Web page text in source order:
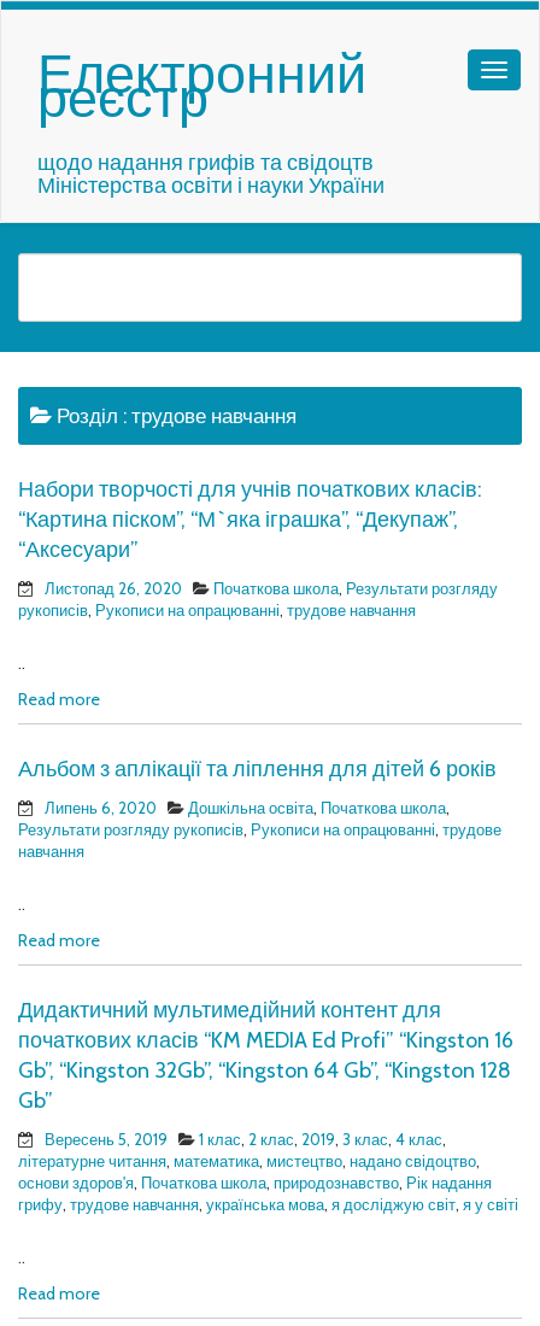
Електронний
реєстр
щодо надання грифів та свідоцтв
Міністерства освіти і науки України
Розділ : трудове навчання
Набори творчості для учнів початкових класів:
“Картина піском”, “М`яка іграшка”, “Декупаж”,
“Аксесуари”
Листопад 26, 2020 Початкова школа, Результати розгляду
рукописів, Рукописи на опрацюванні, трудове навчання
..
Read more
Альбом з аплікації та ліплення для дітей 6 років
Липень 6, 2020 Дошкільна освіта, Початкова школа,
Результати розгляду рукописів, Рукописи на опрацюванні, трудове
навчання
..
Read more
Дидактичний мультимедійний контент для
початкових класів “KM MEDIA Ed Profi” “Kingston 16
Gb”, “Kingston 32Gb”, “Kingston 64 Gb”, “Kingston 128
Gb”
Вересень 5, 2019 1 клас, 2 клас, 2019, 3 клас, 4 клас,
літературне читання, математика, мистецтво, надано свідоцтво,
основи здоров'я, Початкова школа, природознавство, Рік надання
грифу, трудове навчання, українська мова, я досліджую світ, я у світі
..
Read more